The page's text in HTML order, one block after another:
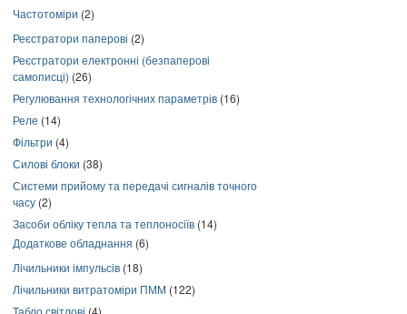
Частотоміри (2)
Реєстратори паперові (2)
Реєстратори електронні (безпаперові
самописці) (26)
Регулювання технологічних параметрів (16)
Реле (14)
Фільтри (4)
Силові блоки (38)
Системи прийому та передачі сигналів точного
часу (2)
Засоби обліку тепла та теплоносіїв (14)
Додаткове обладнання (6)
Лічильники імпульсів (18)
Лічильники витратоміри ПММ (122)
Табло світлові (4)